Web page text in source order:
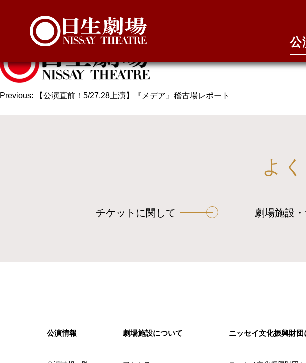
公
nissaytheatrelogo
投
Previous: 【公演直前！5/27,28上演】『メデア』稽古場レポート
よ
チケットに関して 劇場施設
公演情報 劇場施設について ニッセイ文化振興財団